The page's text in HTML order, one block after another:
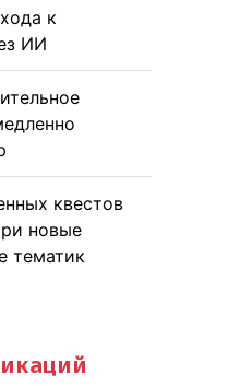
к
ИИ
квестов
новые
тематик